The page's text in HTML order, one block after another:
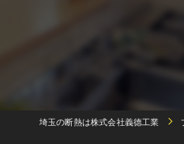
埼玉の断熱は株式会社義德工業